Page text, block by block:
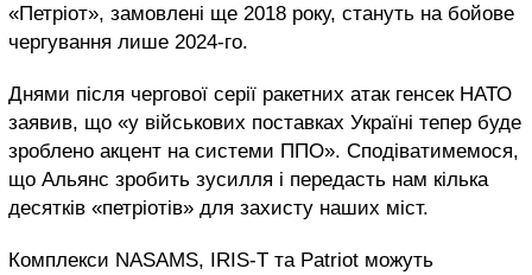
«Петріот», замовлені ще 2018 року, стануть на бойове
чергування лише 2024-го.
Днями після чергової серії ракетних атак генсек НАТО
заявив, що «у військових поставках Україні тепер буде
зроблено акцент на системи ППО». Сподіватимемося,
що Альянс зробить зусилля і передасть нам кілька
десятків «петріотів» для захисту наших міст.
Комплекси NASAMS, IRIS-T та Patriot можуть